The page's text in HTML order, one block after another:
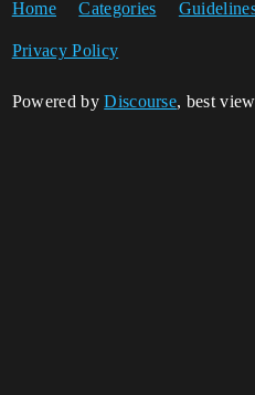
Home Categories
Privacy Policy
Powered byDiscourse, best